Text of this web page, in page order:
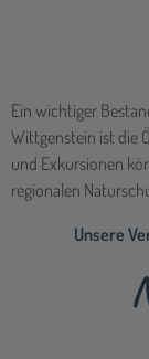
Ein wichtiger
Wittgenstein ist die
und Exkursionen
regionalen
Unsere